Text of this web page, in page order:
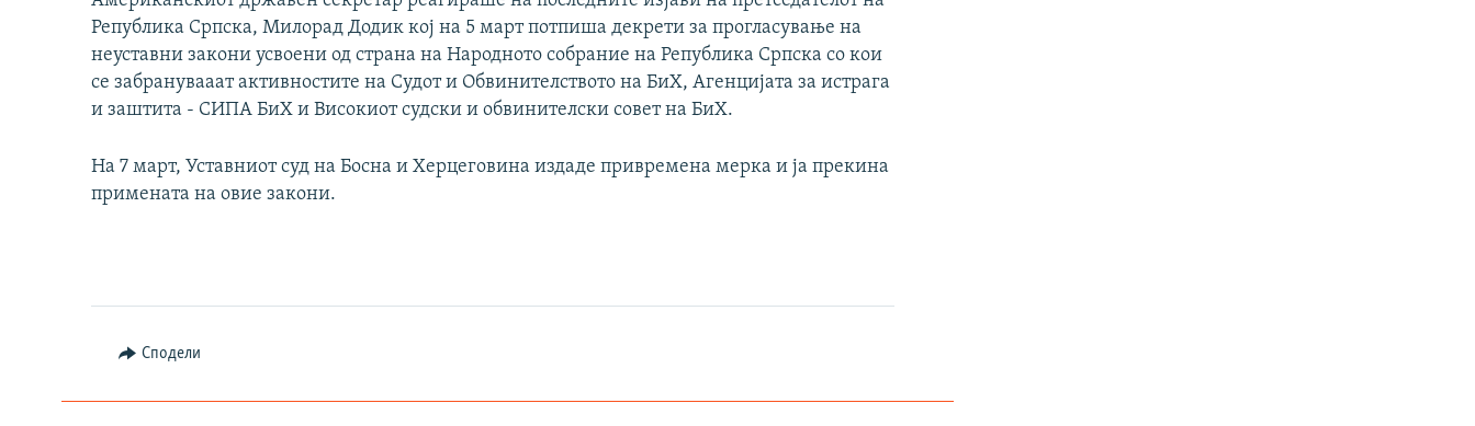
Република Српска, Милорад Додик кој на 5 март потпиша декрети за прогласување на
неуставни закони усвоени од страна на Народното собрание на Република Српска со кои
се забранувааат активностите на Судот и Обвинителството на БиХ, Агенцијата за истрага
и заштита - СИПА БиХ и Високиот судски и обвинителски совет на БиХ.
На 7 март, Уставниот суд на Босна и Херцеговина издаде привремена мерка и ја прекина
примената на овие закони.
Сподели